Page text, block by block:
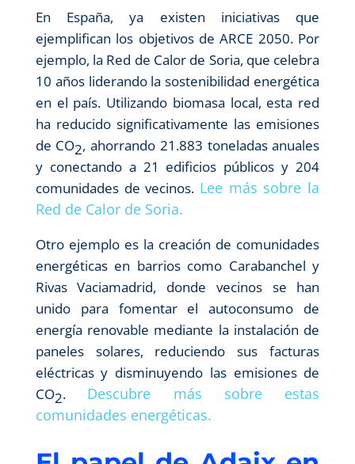
En España, ya existen iniciativas que
ejemplifican los objetivos de ARCE 2050. Por
ejemplo, la Red de Calor de Soria, que celebra
10 años liderando la sostenibilidad energética
en el país. Utilizando biomasa local, esta red
ha reducido significativamente las emisiones
de CO2, ahorrando 21.883 toneladas anuales
y conectando a 21 edificios públicos y 204
comunidades de vecinos. Lee más sobre la
Red de Calor de Soria.
Otro ejemplo es la creación de comunidades
energéticas en barrios como Carabanchel y
Rivas Vaciamadrid, donde vecinos se han
unido para fomentar el autoconsumo de
energía renovable mediante la instalación de
paneles solares, reduciendo sus facturas
eléctricas y disminuyendo las emisiones de
CO2. Descubre más sobre estas
comunidades energéticas.